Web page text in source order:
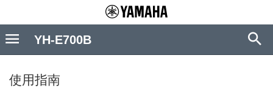
使用指南
YH-E700B